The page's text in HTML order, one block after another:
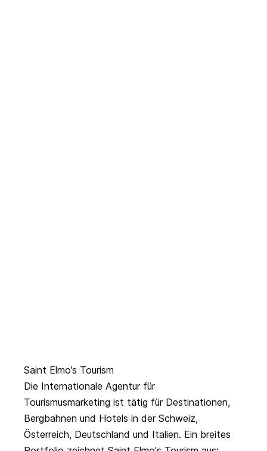
Saint Elmo’s Tourism
Die Internationale Agentur für
Tourismusmarketing ist tätig für Destinationen,
Bergbahnen und Hotels in der Schweiz,
Österreich, Deutschland und Italien. Ein breites